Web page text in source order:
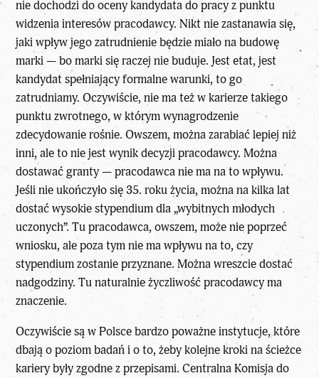
nie dochodzi do oceny kandydata do pracy z punktu
widzenia interesów pracodawcy. Nikt nie zastanawia się,
jaki wpływ jego zatrudnienie będzie miało na budowę
marki — bo marki się raczej nie buduje. Jest etat, jest
kandydat spełniający formalne warunki, to go
zatrudniamy. Oczywiście, nie ma też w karierze takiego
punktu zwrotnego, w którym wynagrodzenie
zdecydowanie rośnie. Owszem, można zarabiać lepiej niż
inni, ale to nie jest wynik decyzji pracodawcy. Można
dostawać granty — pracodawca nie ma na to wpływu.
Jeśli nie ukończyło się 35. roku życia, można na kilka lat
dostać wysokie stypendium dla „wybitnych młodych
uczonych”. Tu pracodawca, owszem, może nie poprzeć
wniosku, ale poza tym nie ma wpływu na to, czy
stypendium zostanie przyznane. Można wreszcie dostać
nadgodziny. Tu naturalnie życzliwość pracodawcy ma
znaczenie.
Oczywiście są w Polsce bardzo poważne instytucje, które
dbają o poziom badań i o to, żeby kolejne kroki na ścieżce
kariery były zgodne z przepisami. Centralna Komisja do